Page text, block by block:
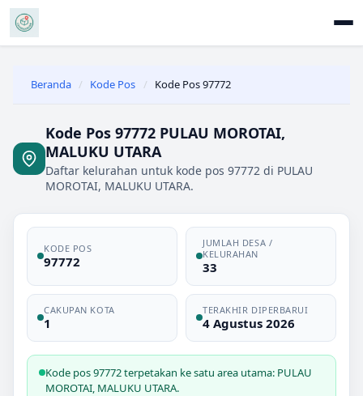
Beranda / Kode Pos / Kode Pos 97772
Kode Pos 97772 PULAU MOROTAI,
MALUKU UTARA
Daftar kelurahan untuk kode pos 97772 di PULAU
MOROTAI, MALUKU UTARA.
KODE POS
97772
JUMLAH DESA /
KELURAHAN
33
CAKUPAN KOTA
1
TERAKHIR DIPERBARUI
4 Agustus 2026
Kode pos 97772 terpetakan ke satu area utama: PULAU
MOROTAI, MALUKU UTARA.